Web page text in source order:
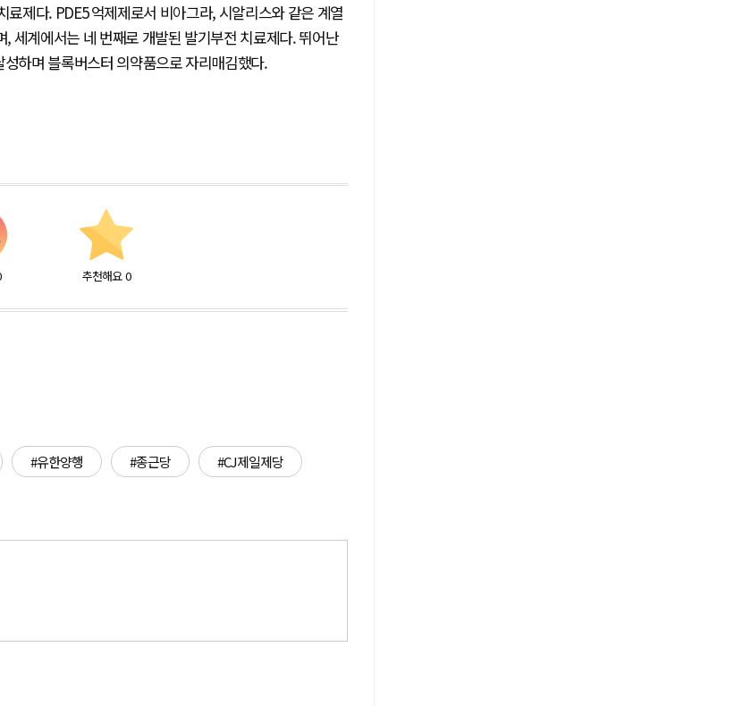
제다. PDE5 억제제로서 비아그라, 시알리스와 같은 계열
세계에서는 네 번째로 개발된 발기부전 치료제다. 뛰어난
하며 블록버스터 의약품으로 자리매김했다.
추천해요 0
#유한양행 #종근당
#CJ제일제당